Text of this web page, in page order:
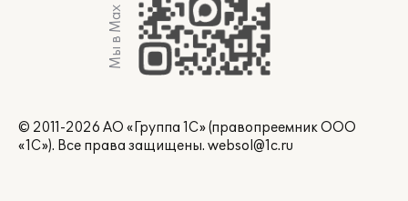
Мы в Max
© 2011-2026 АО «Группа 1С» (правопреемник ООО
«1С»). Все права защищены. websol@1c.ru